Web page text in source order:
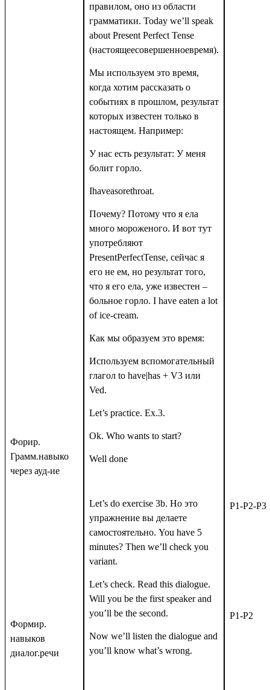
Форир.
Грамм.навыко
через ауд-ие
Формир.
навыков
диалог.речи
правилом, оно из области
грамматики. Today we’ll speak
about Present Perfect Tense
(настоящеесовершенноевремя).
Мы используем это время,
когда хотим рассказать о
событиях в прошлом, результат
которых известен только в
настоящем. Например:
У нас есть результат: У меня
болит горло.
Ihaveasorethroat.
Почему? Потому что я ела
много мороженого. И вот тут
употребляют
PresentPerfectTense, сейчас я
его не ем, но результат того,
что я его ела, уже известен –
больное горло. I have eaten a lot
of ice-cream.
Как мы образуем это время:
Используем вспомогательный
глагол to have|has+ V3 или
Ved.
Let’s practice. Ex.3.
Ok. Who wants to start?
Well done
Let’s do exercise 3b. Но это
упражнение вы делаете
самостоятельно. You have 5
minutes? Then we’ll check you
variant.
Let’s check. Read this dialogue.
Will you be the first speaker and
you’ll be the second.
Now we’ll listen the dialogue and
you’ll know what’s wrong.
P1-P2-
P1-P2